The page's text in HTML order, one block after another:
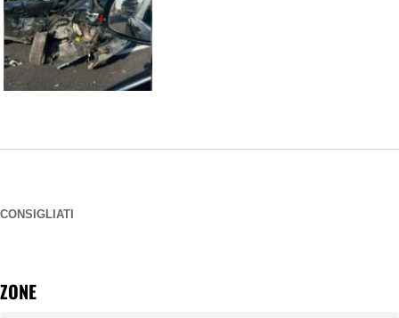
CONSIGLIATI
ZONE